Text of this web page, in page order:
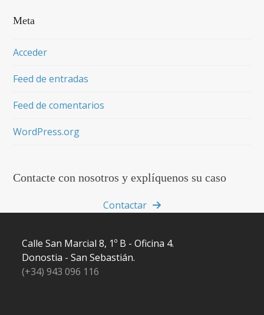
Meta
Acceder
Feed de entradas
Feed de comentarios
WordPress.org
Contacte con nosotros y explíquenos su caso
Contactar
Calle San Marcial 8, 1º B - Oficina 4.
Donostia - San Sebastián.
(+34) 943 096 116